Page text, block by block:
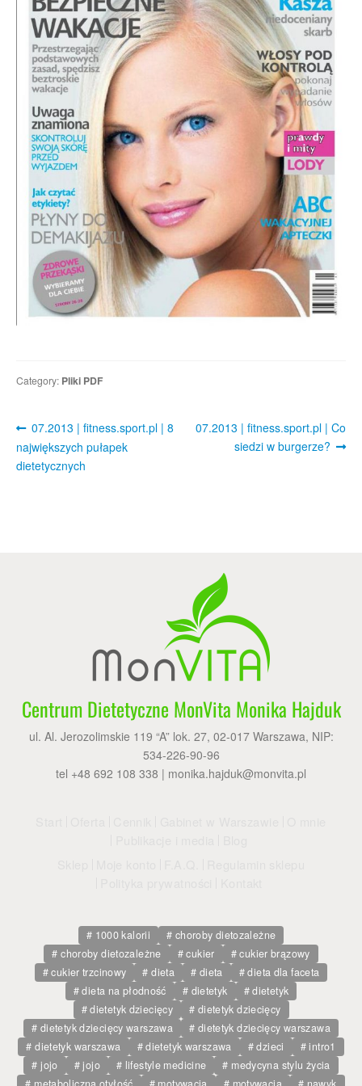
Regulamin sklepu
Polityka prywatności
F.A.Q.
Kontakt
Category: Pliki PDF
Post
navigation
Previous
post:
07.2013 | fitness.sport.pl | 8
największych pułapek
dietetycznych
Next
07.2013 | fitness.sport.pl | Co
siedzi w burgerze?
Centrum Dietetyczne MonVita Monika Hajduk
ul. Al. Jerozolimskie 119 “A” lok. 27, 02-017 Warszawa, NIP:
534-226-90-96
tel +48 692 108 338 | monika.hajduk@monvita.pl
1000 kalorii
choroby dietozależne
choroby dietozależne
cukier
cukier brązowy
cukier trzcinowy
dieta dieta
dieta dla faceta
dieta na płodność
dietetyk
dietetyk
dietetyk dziecięcy
dietetyk dziecięcy
dietetyk dziecięcy warszawa
dietetyk dziecięcy warszawa
dietetyk warszawa
dietetyk warszawa dzieci
intro1
jojo
jojo lifestyle medicine
medycyna stylu życia